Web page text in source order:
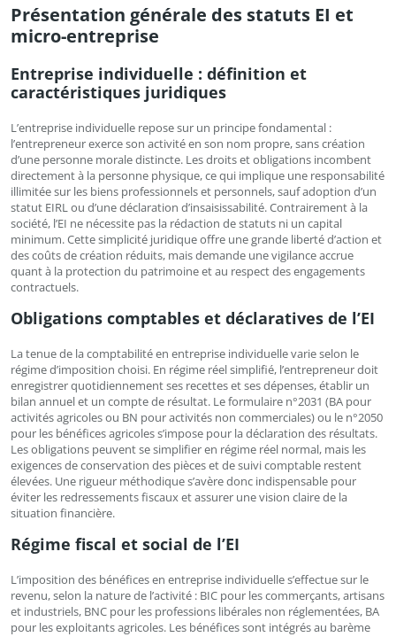
Présentation générale des statuts EI et
micro-entreprise
Entreprise individuelle : définition et
caractéristiques juridiques
L’entreprise individuelle repose sur un principe fondamental :
l’entrepreneur exerce son activité en son nom propre, sans création
d’une personne morale distincte. Les droits et obligations incombent
directement à la personne physique, ce qui implique une responsabilité
illimitée sur les biens professionnels et personnels, sauf adoption d’un
statut EIRL ou d’une déclaration d’insaisissabilité. Contrairement à la
société, l’EI ne nécessite pas la rédaction de statuts ni un capital
minimum. Cette simplicité juridique offre une grande liberté d’action et
des coûts de création réduits, mais demande une vigilance accrue
quant à la protection du patrimoine et au respect des engagements
contractuels.
Obligations comptables et déclaratives de l’EI
La tenue de la comptabilité en entreprise individuelle varie selon le
régime d’imposition choisi. En régime réel simplifié, l’entrepreneur doit
enregistrer quotidiennement ses recettes et ses dépenses, établir un
bilan annuel et un compte de résultat. Le formulaire n°2031 (BA pour
activités agricoles ou BN pour activités non commerciales) ou le n°2050
pour les bénéfices agricoles s’impose pour la déclaration des résultats.
Les obligations peuvent se simplifier en régime réel normal, mais les
exigences de conservation des pièces et de suivi comptable restent
élevées. Une rigueur méthodique s’avère donc indispensable pour
éviter les redressements fiscaux et assurer une vision claire de la
situation financière.
Régime fiscal et social de l’EI
L’imposition des bénéfices en entreprise individuelle s’effectue sur le
revenu, selon la nature de l’activité : BIC pour les commerçants, artisans
et industriels, BNC pour les professions libérales non réglementées, BA
pour les exploitants agricoles. Les bénéfices sont intégrés au barème